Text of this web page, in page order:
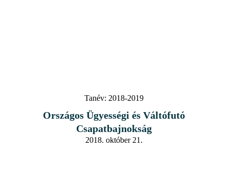
Tanév: 2018-2019
Országos Ügyességi és Váltófutó
Csapatbajnokság
2018. október 21.